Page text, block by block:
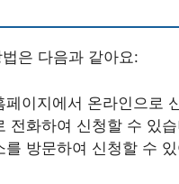
은 다음과 같아요:
페이지에서 온라인으로
전화하여 신청할 수 있
를 방문하여 신청할 수